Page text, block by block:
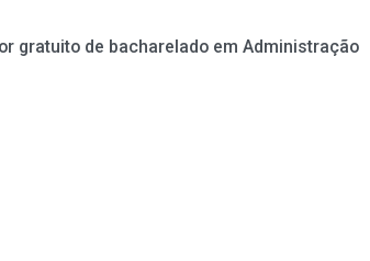
gratuito de bacharelado em Administração